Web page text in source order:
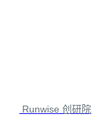
Runwise 创研院